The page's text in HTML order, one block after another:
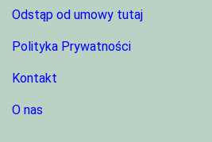
Odstąp od umowy tutaj
Polityka Prywatności
Kontakt
O nas